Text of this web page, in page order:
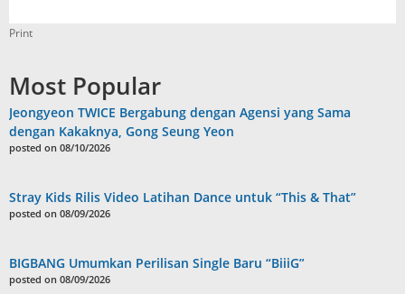
Print
Most Popular
Jeongyeon TWICE Bergabung dengan Agensi yang Sama
dengan Kakaknya, Gong Seung Yeon
posted on 08/10/2026
Stray Kids Rilis Video Latihan Dance untuk “This & That”
posted on 08/09/2026
BIGBANG Umumkan Perilisan Single Baru “BiiiG”
posted on 08/09/2026